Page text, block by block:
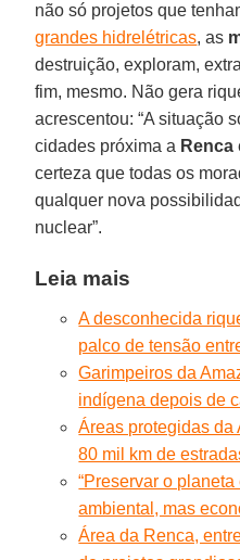
não só projetos que
grandes hidrelétricas, as
destruição, exploram,
fim, mesmo. Não gera
acrescentou: “A situação
cidades próxima a Renca
certeza que todas os
qualquer nova
nuclear”.
Leia mais
A desconhecida
palco de tensão
Garimpeiros da
indígena depois de
Áreas protegidas da
80 mil km de
“Preservar o
ambiental, mas
Área da Renca,